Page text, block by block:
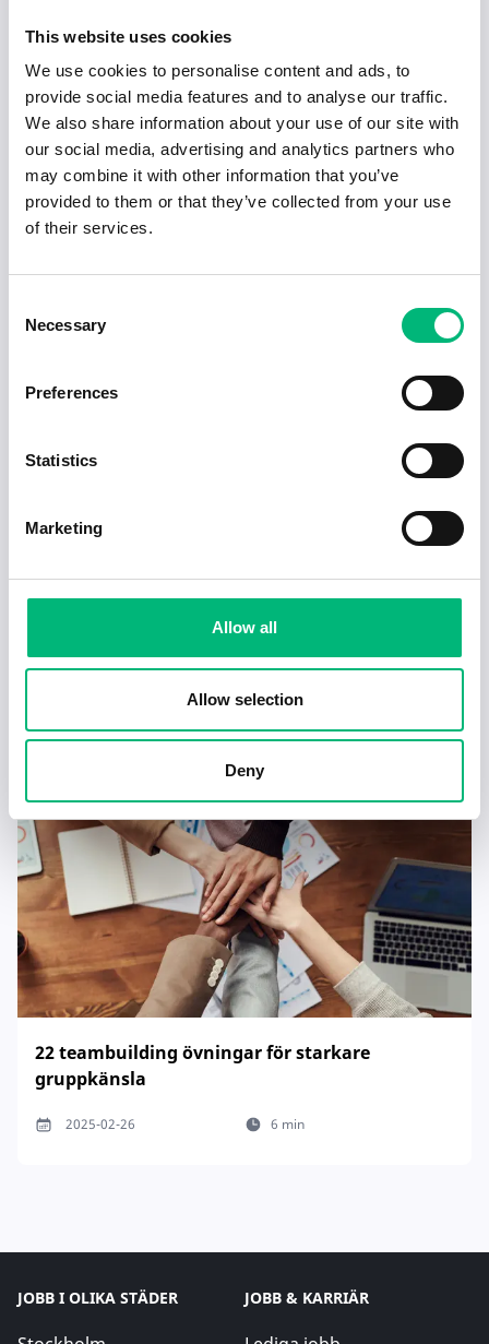
This website uses cookies
We use cookies to personalise content and ads, to
provide social media features and to analyse our traffic.
We also share information about your use of our site with
our social media, advertising and analytics partners who
may combine it with other information that you’ve
provided to them or that they’ve collected from your use
of their services.
Selection
Necessary
Preferences
Statistics
Marketing
Allow all
Allow selection
Deny
2025-02-20
Tecken på en dålig chef – och hur du hanterar
2025-02-17 4 min
22 teambuilding övningar för starkare
gruppkänsla
2025-02-26 6 min
JOBB I OLIKA STÄDER JOBB & KARRIÄR